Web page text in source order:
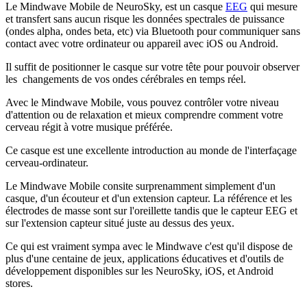
Le Mindwave Mobile de NeuroSky, est un casque EEG qui mesure
et transfert sans aucun risque les données spectrales de puissance
(ondes alpha, ondes beta, etc) via Bluetooth pour communiquer sans
contact avec votre ordinateur ou appareil avec iOS ou Android.
Il suffit de positionner le casque sur votre tête pour pouvoir observer
les changements de vos ondes cérébrales en temps réel.
Avec le Mindwave Mobile, vous pouvez contrôler votre niveau
d'attention ou de relaxation et mieux comprendre comment votre
cerveau régit à votre musique préférée.
Ce casque est une excellente introduction au monde de l'interfaçage
cerveau-ordinateur.
Le Mindwave Mobile consite surprenamment simplement d'un
casque, d'un écouteur et d'un extension capteur. La référence et les
électrodes de masse sont sur l'oreillette tandis que le capteur EEG et
sur l'extension capteur situé juste au dessus des yeux.
Ce qui est vraiment sympa avec le Mindwave c'est qu'il dispose de
plus d'une centaine de jeux, applications éducatives et d'outils de
développement disponibles sur les NeuroSky, iOS, et Android
stores.